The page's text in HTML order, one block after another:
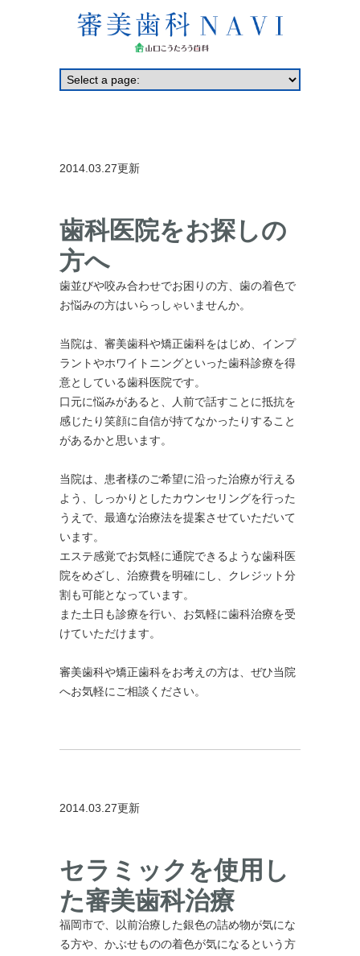
2014.03.27更新
歯科医院をお探しの
方へ
歯並びや咬み合わせでお困りの方、歯の着色で
お悩みの方はいらっしゃいませんか。
当院は、審美歯科や矯正歯科をはじめ、インプ
ラントやホワイトニングといった歯科診療を得
意としている歯科医院です。
口元に悩みがあると、人前で話すことに抵抗を
感じたり笑顔に自信が持てなかったりすること
があるかと思います。
当院は、患者様のご希望に沿った治療が行える
よう、しっかりとしたカウンセリングを行った
うえで、最適な治療法を提案させていただいて
います。
エステ感覚でお気軽に通院できるような歯科医
院をめざし、治療費を明確にし、クレジット分
割も可能となっています。
また土日も診療を行い、お気軽に歯科治療を受
けていただけます。
審美歯科や矯正歯科をお考えの方は、ぜひ当院
へお気軽にご相談ください。
2014.03.27更新
セラミックを使用し
た審美歯科治療
福岡市で、以前治療した銀色の詰め物が気にな
る方や、かぶせものの着色が気になるという方